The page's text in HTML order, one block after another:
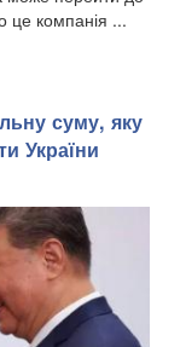
це компанія ...
суму, яку
України